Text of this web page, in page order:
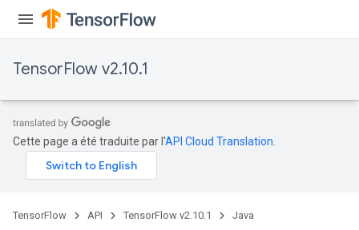
TensorFlow v2.10.1
Cette page a été traduite par l'API Cloud Translation
TensorFlow API TensorFlow v2.10.1 Java